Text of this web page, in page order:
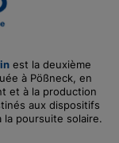
est la deuxième
à Pößneck, en
et à la production
aux dispositifs
la poursuite solaire.